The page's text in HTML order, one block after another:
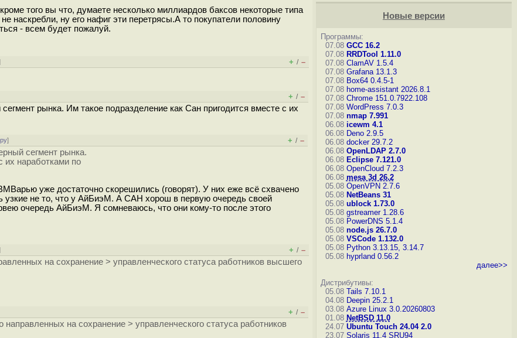
того вы что, думаете несколько миллиардов баксов некоторые типа
наскребли, ну его нафиг эти перетрясы.А то покупатели половину
- всем будет пожалуй.
+ / –
+ / –
рынка. Им такое подразделение как Сан пригодится вместе с их
] + / –
сегмент рынка.
их наработками по
уже достаточно скорешились (говорят). У них еже всё схвачено
узкие не то, что у АйБиэМ. А САН хорош в первую очередь своей
очередь АйБиэМ. Я сомневаюсь, что они кому-то после этого
+ / –
на сохранение > управленческого статуса работников высшего
+ / –
на сохранение > управленческого статуса работников
Новые версии
Программы:
07.08 GCC 16.2
07.08 RRDTool 1.11.0
07.08 ClamAV 1.5.4
07.08 Grafana 13.1.3
07.08 Box64 0.4.5-1
07.08 home-assistant 2026.8.1
07.08 Chrome 151.0.7922.108
07.08 WordPress 7.0.3
07.08 nmap 7.991
06.08 icewm 4.1
06.08 Deno 2.9.5
06.08 docker 29.7.2
06.08 OpenLDAP 2.7.0
06.08 Eclipse 7.121.0
06.08 OpenCloud 7.2.3
06.08 mesa 3d 26.2
05.08 OpenVPN 2.7.6
05.08 NetBeans 31
05.08 ublock 1.73.0
05.08 gstreamer 1.28.6
05.08 PowerDNS 5.1.4
05.08 node.js 26.7.0
05.08 VSCode 1.132.0
05.08 Python 3.13.15, 3.14.7
05.08 hyprland 0.56.2
далее>>
Дистрибутивы:
05.08 Tails 7.10.1
04.08 Deepin 25.2.1
03.08 Azure Linux 3.0.20260803
01.08 NetBSD 11.0
24.07 Ubuntu Touch 24.04 2.0
23.07 Solaris 11.4 SRU94